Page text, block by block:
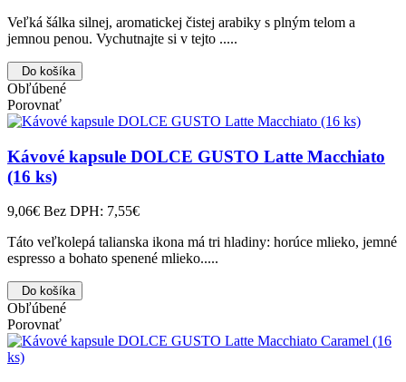
Veľká šálka silnej, aromatickej čistej arabiky s plným telom a
jemnou penou. Vychutnajte si v tejto .....
Do košíka
Obľúbené
Porovnať
Kávové kapsule DOLCE GUSTO Latte Macchiato
(16 ks)
9,06€ Bez DPH: 7,55€
Táto veľkolepá talianska ikona má tri hladiny: horúce mlieko, jemné
espresso a bohato spenené mlieko.....
Do košíka
Obľúbené
Porovnať